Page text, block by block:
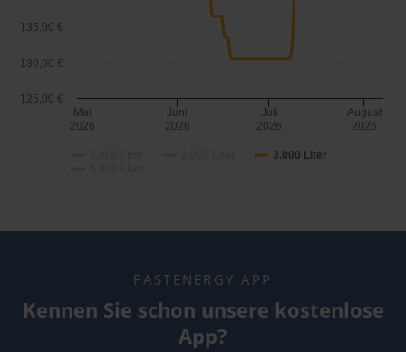
3.000 Liter
Mai
2026
Juni
2026
Juli
2026
August
2026
125,00 €
130,00 €
135,00 €
FASTENERGY APP
Kennen Sie schon unsere kostenlose
App?